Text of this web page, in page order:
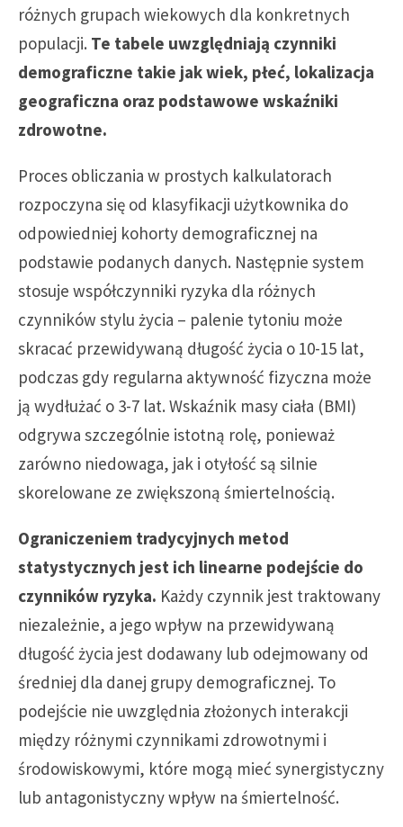
różnych grupach wiekowych dla konkretnych
populacji. Te tabele uwzględniają czynniki
demograficzne takie jak wiek, płeć, lokalizacja
geograficzna oraz podstawowe wskaźniki
zdrowotne.
Proces obliczania w prostych kalkulatorach
rozpoczyna się od klasyfikacji użytkownika do
odpowiedniej kohorty demograficznej na
podstawie podanych danych. Następnie system
stosuje współczynniki ryzyka dla różnych
czynników stylu życia – palenie tytoniu może
skracać przewidywaną długość życia o 10-15 lat,
podczas gdy regularna aktywność fizyczna może
ją wydłużać o 3-7 lat. Wskaźnik masy ciała (BMI)
odgrywa szczególnie istotną rolę, ponieważ
zarówno niedowaga, jak i otyłość są silnie
skorelowane ze zwiększoną śmiertelnością.
Ograniczeniem tradycyjnych metod
statystycznych jest ich linearne podejście do
czynników ryzyka. Każdy czynnik jest traktowany
niezależnie, a jego wpływ na przewidywaną
długość życia jest dodawany lub odejmowany od
średniej dla danej grupy demograficznej. To
podejście nie uwzględnia złożonych interakcji
między różnymi czynnikami zdrowotnymi i
środowiskowymi, które mogą mieć synergistyczny
lub antagonistyczny wpływ na śmiertelność.